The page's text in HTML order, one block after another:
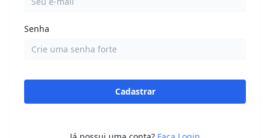
Senha
Cadastrar